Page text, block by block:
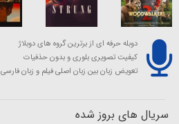
دوبله حرفه ای از برترین گروه های دوبلاژ
کیفیت تصویری بلوری و بدون حذفیات
تعویض زبان بین زبان اصلی فیلم و زبان فارسی
سریال های بروز شده